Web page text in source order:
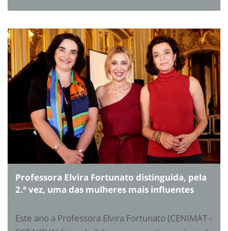
Professora Elvira Fortunato distinguida, pela
2.ª vez, uma das mulheres mais influentes
Este ano a Professora Elvira Fortunato (CENIMAT -